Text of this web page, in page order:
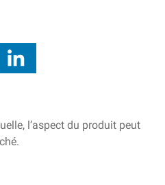
l’aspect du produit peut